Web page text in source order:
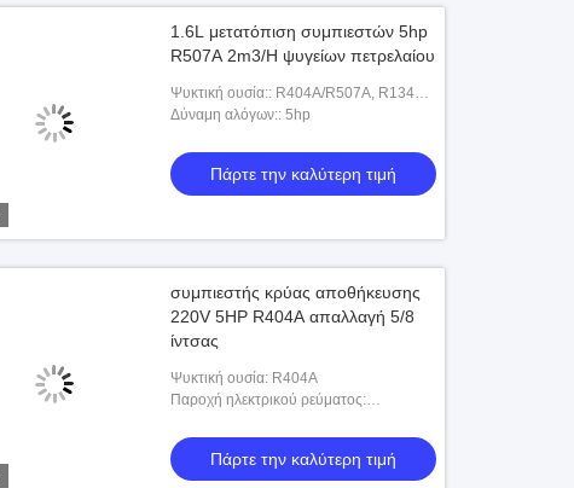
1.6L μετατόπιση συμπιεστών 5hp
R507A 2m3/H ψυγείων πετρελαίου
Ψυκτική ουσία:: R404A/R507A, R134a,
R22
Δύναμη αλόγων:: 5hp
Πάρτε την καλύτερη τιμή
συμπιεστής κρύας αποθήκευσης
220V 5HP R404A απαλλαγή 5/8
ίντσας
Ψυκτική ουσία: R404A
Παροχή ηλεκτρικού ρεύματος:
Πάρτε την καλύτερη τιμή